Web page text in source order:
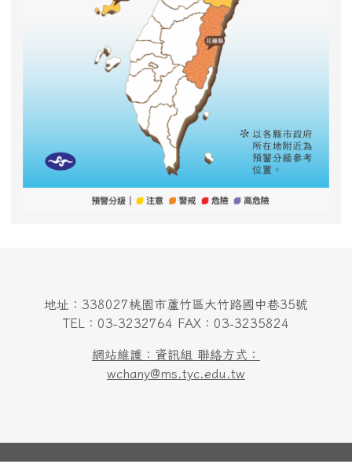
地址：338027桃園市蘆竹區大竹路國中巷35號
TEL：03-3232764 FAX：03-3235824
網站維護：資訊組 聯絡方式：
wchany@ms.tyc.edu.tw